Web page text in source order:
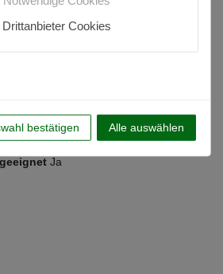
Ja
Drittanbieter Cookies
bestätigen Alle auswählen